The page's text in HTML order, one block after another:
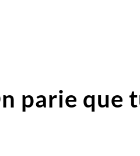
parie que